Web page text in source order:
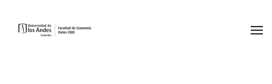
Skip to main content